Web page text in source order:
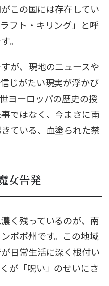
この国には存在してい
フト・キリング」と呼
。
が、現地のニュースや
じがたい現実が浮かび
ヨーロッパの歴史の授
ではなく、今まさに南
ている、血塗られた禁
女告発
く残っているのが、南
ポポ州です。この地域
日常生活に深く根付い
が「呪い」のせいにさ